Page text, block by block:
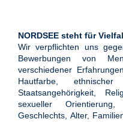
NORDSEE steht für
Wir verpflichten uns
Bewerbungen von
verschiedener
Hautfarbe, ethnischer
Staatsangehörigkeit,
sexueller
Geschlechts, Alter,